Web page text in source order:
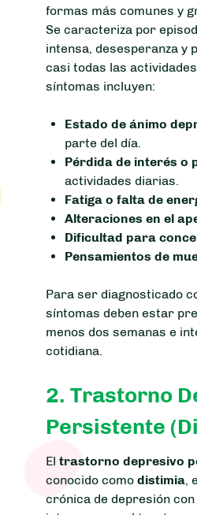
formas más comunes y
Se caracteriza por
intensa, desesperanza y
casi todas las
síntomas incluyen:
Estado de ánimo
parte del día.
Pérdida de interés o
actividades diarias.
Fatiga o falta de
Alteraciones en el
Dificultad para
Pensamientos de
Para ser diagnosticado
síntomas deben estar
menos dos semanas e
cotidiana.
2. Trastorno
Persistente
El trastorno depresivo
conocido como distimia,
crónica de depresión